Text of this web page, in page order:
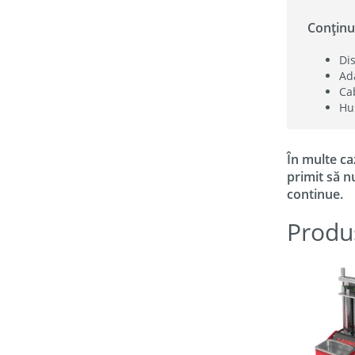
În multe
primit să
continue.